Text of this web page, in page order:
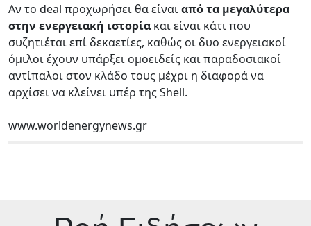
Αν το deal προχωρήσει θα είναιαπό τα μεγαλύτερα
στην ενεργειακή ιστορία και είναι κάτι που
συζητιέται επί δεκαετίες, καθώς οι δυο ενεργειακοί
όμιλοι έχουν υπάρξει ομοειδείς και παραδοσιακοί
αντίπαλοι στον κλάδο τους μέχρι η διαφορά να
αρχίσει να κλείνει υπέρ της Shell.
www.worldenergynews.gr